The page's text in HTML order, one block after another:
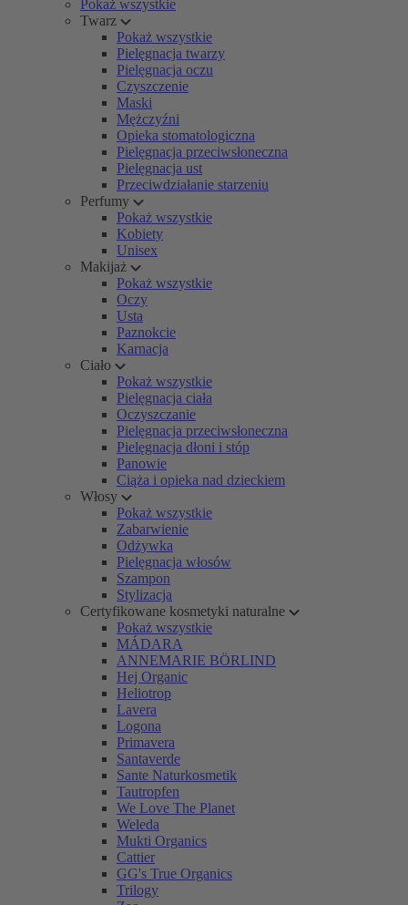
Pokaż wszystkie
Twarz
Pokaż wszystkie
Pielęgnacja twarzy
Pielęgnacja oczu
Czyszczenie
Maski
Mężczyźni
Opieka stomatologiczna
Pielęgnacja przeciwsłoneczna
Pielęgnacja ust
Przeciwdziałanie starzeniu
Perfumy
Pokaż wszystkie
Kobiety
Unisex
Makijaż
Pokaż wszystkie
Oczy
Usta
Paznokcie
Karnacja
Ciało
Pokaż wszystkie
Pielęgnacja ciała
Oczyszczanie
Pielęgnacja przeciwsłoneczna
Pielęgnacja dłoni i stóp
Panowie
Ciąża i opieka nad dzieckiem
Włosy
Pokaż wszystkie
Zabarwienie
Odżywka
Pielęgnacja włosów
Szampon
Stylizacja
Certyfikowane kosmetyki naturalne
Pokaż wszystkie
MÁDARA
ANNEMARIE BÖRLIND
Hej Organic
Heliotrop
Lavera
Logona
Primavera
Santaverde
Sante Naturkosmetik
Tautropfen
We Love The Planet
Weleda
Mukti Organics
Cattier
GG's True Organics
Trilogy